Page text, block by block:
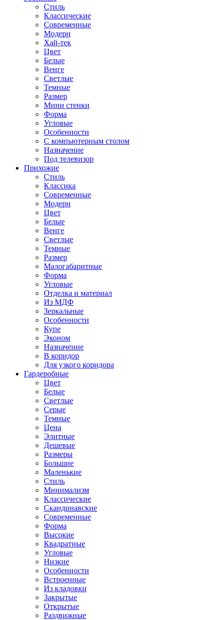
Стиль
Классические
Современные
Модерн
Хай-тек
Цвет
Белые
Венге
Светлые
Темные
Размер
Мини стенки
Форма
Угловые
Особенности
С компьютерным столом
Назначение
Под телевизор
Прихожие
Стиль
Классика
Современные
Модерн
Цвет
Белые
Венге
Светлые
Темные
Размер
Малогабаритные
Форма
Угловые
Отделка и материал
Из МДФ
Зеркальные
Особенности
Купе
Эконом
Назначение
В коридор
Для узкого коридора
Гардеробные
Цвет
Белые
Светлые
Серые
Темные
Цена
Элитные
Дешевые
Размеры
Большие
Маленькие
Стиль
Минимализм
Классические
Скандинавские
Современные
Форма
Высокие
Квадратные
Угловые
Низкие
Особенности
Встроенные
Из кладовки
Закрытые
Открытые
Раздвижные